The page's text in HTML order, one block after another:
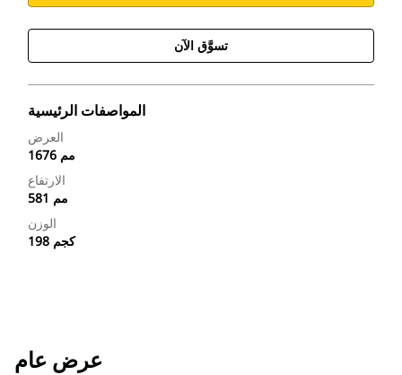
تسوَّق الآن
المواصفات الرئيسية
العرض
1676 مم
الارتفاع
581 مم
الوزن
198 كجم
عرض عام